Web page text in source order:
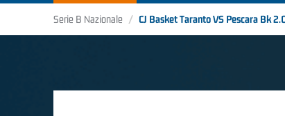
Serie B Nazionale CJ Basket Taranto VS Pescara Bk